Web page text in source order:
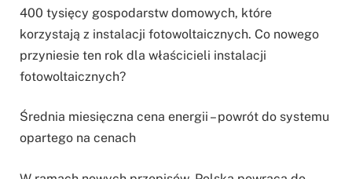
400 tysięcy gospodarstw domowych, które
korzystają z instalacji fotowoltaicznych. Co nowego
przyniesie ten rok dla właścicieli instalacji
fotowoltaicznych?
Średnia miesięczna cena energii – powrót do systemu
opartego na cenach